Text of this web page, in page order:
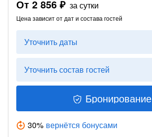
От 2 856 ₽ за сутки
Цена зависит от дат и состава гостей
Уточнить даты
Уточнить состав гостей
Бронирование
30% вернётся бонусами